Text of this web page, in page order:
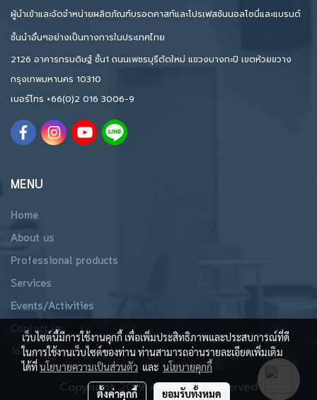
ผู้นำเข้าและจัดจำหน่ายผลิตภัณฑ์บรอดคาสท์และโปรเฟสชันนอลโซนี่และแบรนด์
ชั้นนำอื่นๆอย่างเป็นทางการในประเทศไทย
2126 อาคารกรมดิษฐ์ ชั้น1 ถนนเพชรบุรีตัดใหม่ แขวงบางกะปิ เขตห้วยขวาง
กรุงเทพมหานคร 10310
เบอร์โทร +66(0)2 016 3006-9
MENU
Home
About us
Professional products
Services
Events/Activities
Contact us
Join us
Copyright 2019 All Rights Reserved
เว็บไซต์นี้มีการใช้งานคุกกี้ เพื่อเพิ่มประสิทธิภาพและประสบการณ์ที่ดี
ในการใช้งานเว็บไซต์ของท่าน ท่านสามารถอ่านรายละเอียดเพิ่มเติม
ได้ที่นโยบายความเป็นส่วนตัว และ นโยบายคุกกี้
ตั้งค่าคุกกี้ ยอมรับทั้งหมด